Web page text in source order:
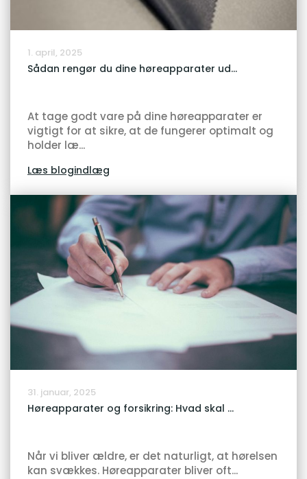
1. april, 2025
Sådan rengør du dine høreapparater ud...
At tage godt vare på dine høreapparater er
vigtigt for at sikre, at de fungerer optimalt og
holder læ...
Læs blogindlæg
31. januar, 2025
Høreapparater og forsikring: Hvad skal ...
Når vi bliver ældre, er det naturligt, at hørelsen
kan svækkes. Høreapparater bliver oft...